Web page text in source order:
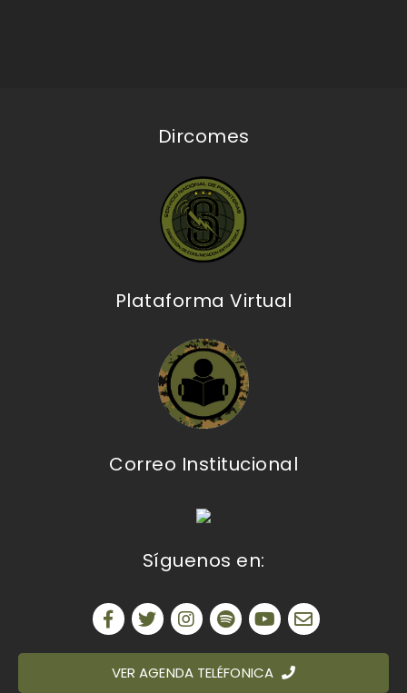
Dircomes
Plataforma Virtual
Correo Institucional
Síguenos en:
VER AGENDA TELÉFONICA